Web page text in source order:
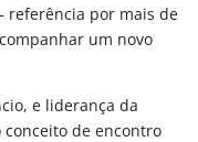
referência por mais de
um novo
e liderança da
de encontro